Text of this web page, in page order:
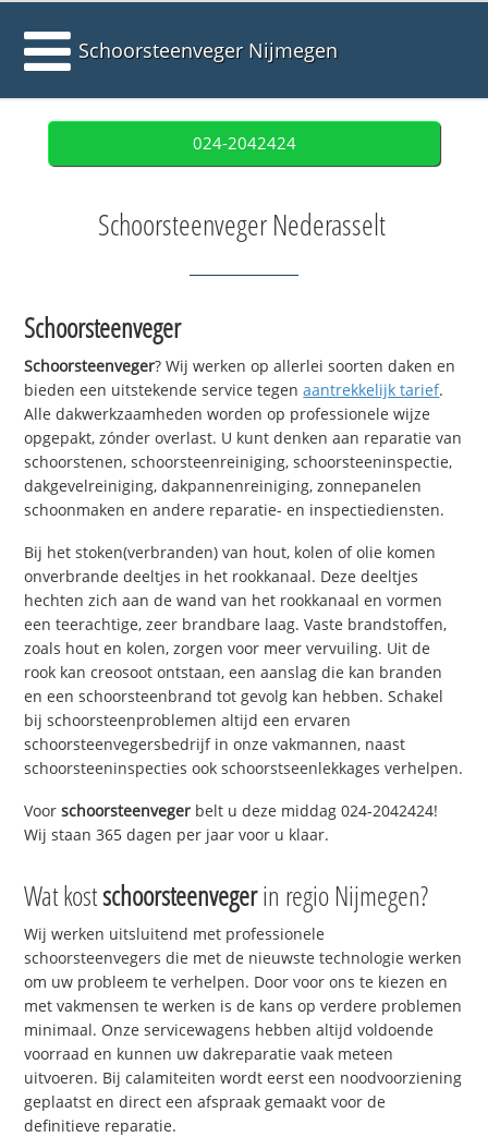
Schoorsteenveger Nijmegen
024-2042424
Schoorsteenveger Nederasselt
Schoorsteenveger
Schoorsteenveger? Wij werken op allerlei soorten daken en
bieden een uitstekende service tegenaantrekkelijk tarief.
Alle dakwerkzaamheden worden op professionele wijze
opgepakt, zónder overlast. U kunt denken aan reparatie van
schoorstenen, schoorsteenreiniging, schoorsteeninspectie,
dakgevelreiniging, dakpannenreiniging, zonnepanelen
schoonmaken en andere reparatie- en inspectiediensten.
Bij het stoken(verbranden) van hout, kolen of olie komen
onverbrande deeltjes in het rookkanaal. Deze deeltjes
hechten zich aan de wand van het rookkanaal en vormen
een teerachtige, zeer brandbare laag. Vaste brandstoffen,
zoals hout en kolen, zorgen voor meer vervuiling. Uit de
rook kan creosoot ontstaan, een aanslag die kan branden
en een schoorsteenbrand tot gevolg kan hebben. Schakel
bij schoorsteenproblemen altijd een ervaren
schoorsteenvegersbedrijf in onze vakmannen, naast
schoorsteeninspecties ook schoorstseenlekkages verhelpen.
Voorschoorsteenveger belt u deze middag 024-2042424!
Wij staan 365 dagen per jaar voor u klaar.
Wat kostschoorsteenvegerin regio Nijmegen?
Wij werken uitsluitend met professionele
schoorsteenvegers die met de nieuwste technologie werken
om uw probleem te verhelpen. Door voor ons te kiezen en
met vakmensen te werken is de kans op verdere problemen
minimaal. Onze servicewagens hebben altijd voldoende
voorraad en kunnen uw dakreparatie vaak meteen
uitvoeren. Bij calamiteiten wordt eerst een noodvoorziening
geplaatst en direct een afspraak gemaakt voor de
definitieve reparatie.